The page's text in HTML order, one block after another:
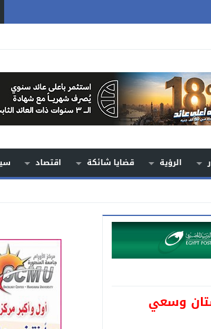
الرؤية قضايا شائكة اقتصاد
_
وسعي